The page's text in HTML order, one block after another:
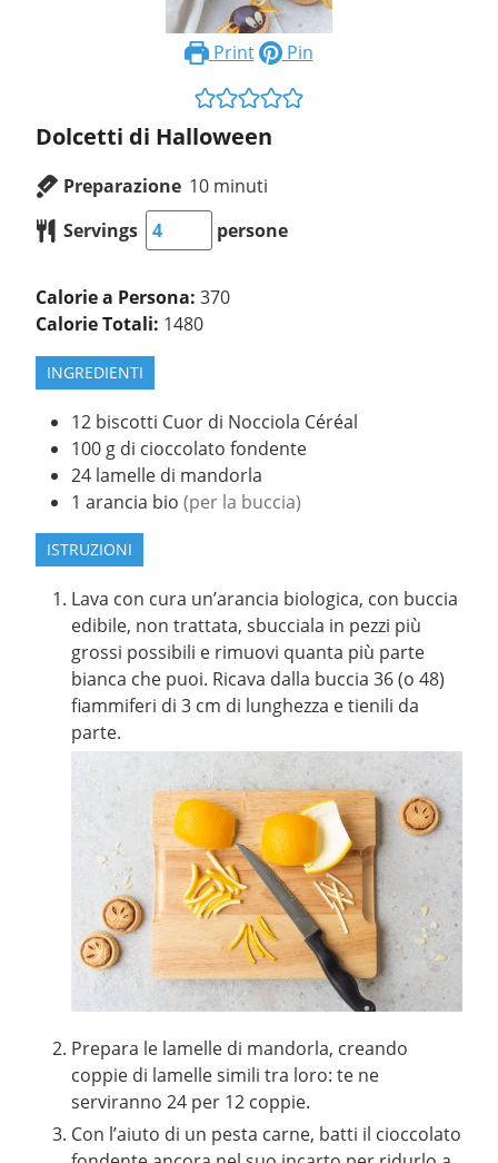
Print Pin
Dolcetti di Halloween
Preparazione 10 minuti
Servings
persone
Calorie a Persona:370
Calorie Totali: 1480
INGREDIENTI
12 biscotti Cuor di Nocciola Céréal
100 g di cioccolato fondente
24 lamelle di mandorla
1 arancia bio (per la buccia)
ISTRUZIONI
Lava con cura un’arancia biologica, con buccia
edibile, non trattata, sbucciala in pezzi più
grossi possibili e rimuovi quanta più parte
bianca che puoi. Ricava dalla buccia 36 (o 48)
fiammiferi di 3 cm di lunghezza e tienili da
parte.
Prepara le lamelle di mandorla, creando
coppie di lamelle simili tra loro: te ne
serviranno 24 per 12 coppie.
Con l’aiuto di un pesta carne, batti il cioccolato